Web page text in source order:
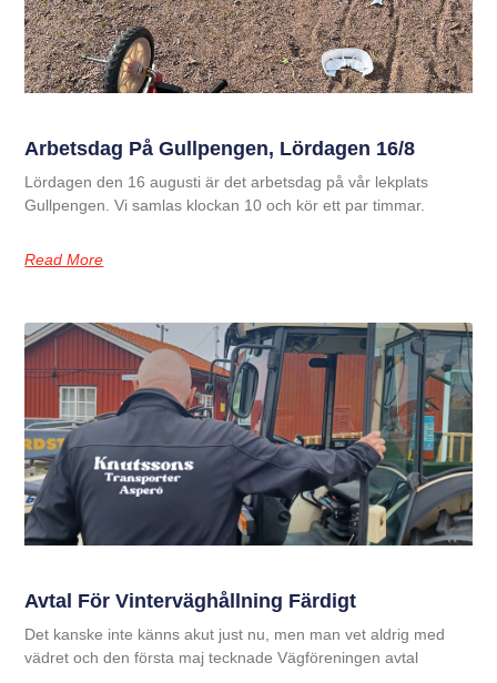
Arbetsdag På Gullpengen, Lördagen 16/8
Lördagen den 16 augusti är det arbetsdag på vår lekplats
Gullpengen. Vi samlas klockan 10 och kör ett par timmar.
Read More
Avtal För Vinterväghållning Färdigt
Det kanske inte känns akut just nu, men man vet aldrig med
vädret och den första maj tecknade Vägföreningen avtal